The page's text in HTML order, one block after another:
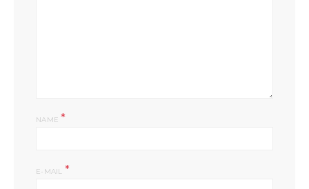
NAME*
E-MAIL *